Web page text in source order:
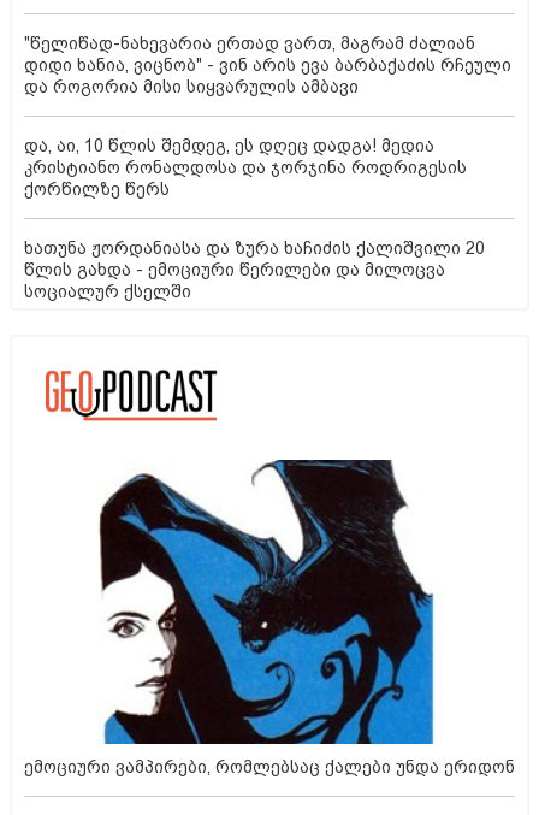
"წელიწად-ნახევარია ერთად ვართ, მაგრამ ძალიან
დიდი ხანია, ვიცნობ" - ვინ არის ევა ბარბაქაძის რჩეული
და როგორია მისი სიყვარულის ამბავი
და, აი, 10 წლის შემდეგ, ეს დღეც დადგა! მედია
კრისტიანო რონალდოსა და ჯორჯინა როდრიგესის
ქორწილზე წერს
ხათუნა ჟორდანიასა და ზურა ხაჩიძის ქალიშვილი 20
წლის გახდა - ემოციური წერილები და მილოცვა
სოციალურ ქსელში
ემოციური ვამპირები, რომლებსაც ქალები უნდა ერიდონ